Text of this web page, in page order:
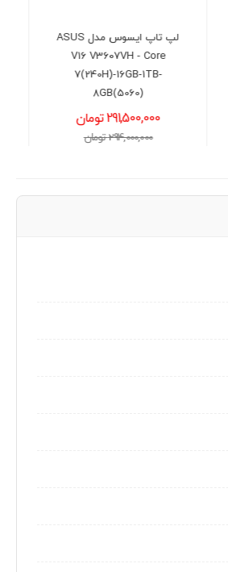
رم لپ تاپ کروشیال مدل
گیگابایت
10,500,000 تومان
11,000,000 تومان